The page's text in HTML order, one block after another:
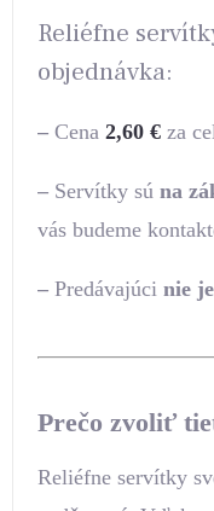
Reliéfne
objednávka:
– Cena 2,60 € za
– Servítky sú na
vás budeme
– Predávajúci nie
Prečo zvoliť
Reliéfne servítky